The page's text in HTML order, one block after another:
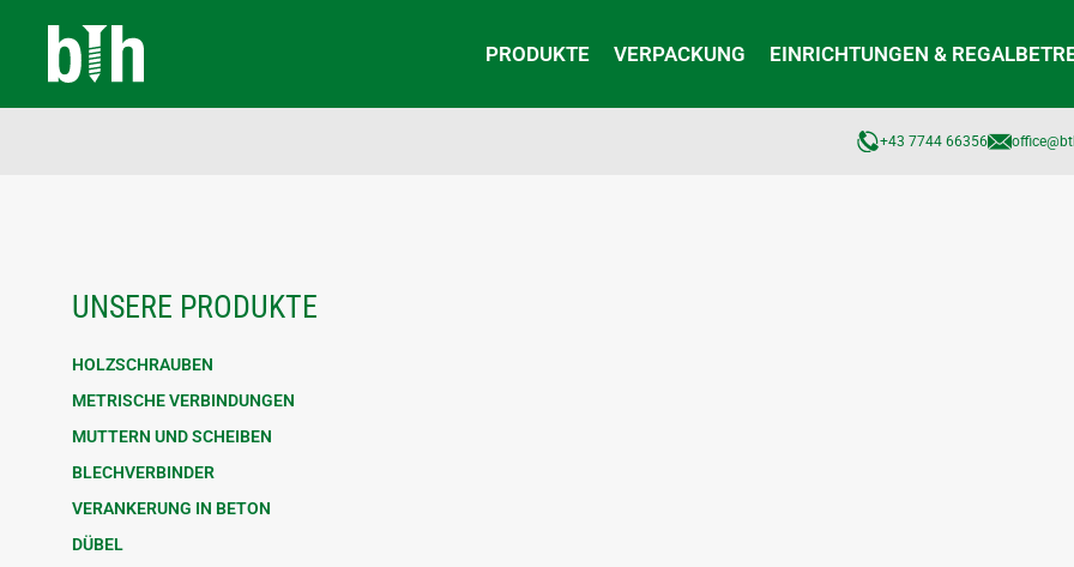
PRODUKTE VERPACKUNG EINRICHTUNGEN &
+43 7744 66356
UNSERE PRODUKTE
HOLZSCHRAUBEN
METRISCHE VERBINDUNGEN
MUTTERN UND SCHEIBEN
BLECHVERBINDER
VERANKERUNG IN BETON
DÜBEL